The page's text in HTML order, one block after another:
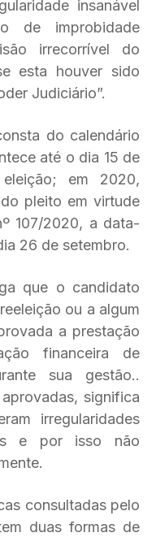
insanável
de improbidade
irrecorrível do
esta houver sido
Judiciário”.
do calendário
até o dia 15 de
em 2020,
pleito em virtude
107/2020, a data-
26 de setembro.
que o candidato
ou a algum
a prestação
financeira de
sua gestão..
significa
irregularidades
e por isso não
consultadas pelo
duas formas de